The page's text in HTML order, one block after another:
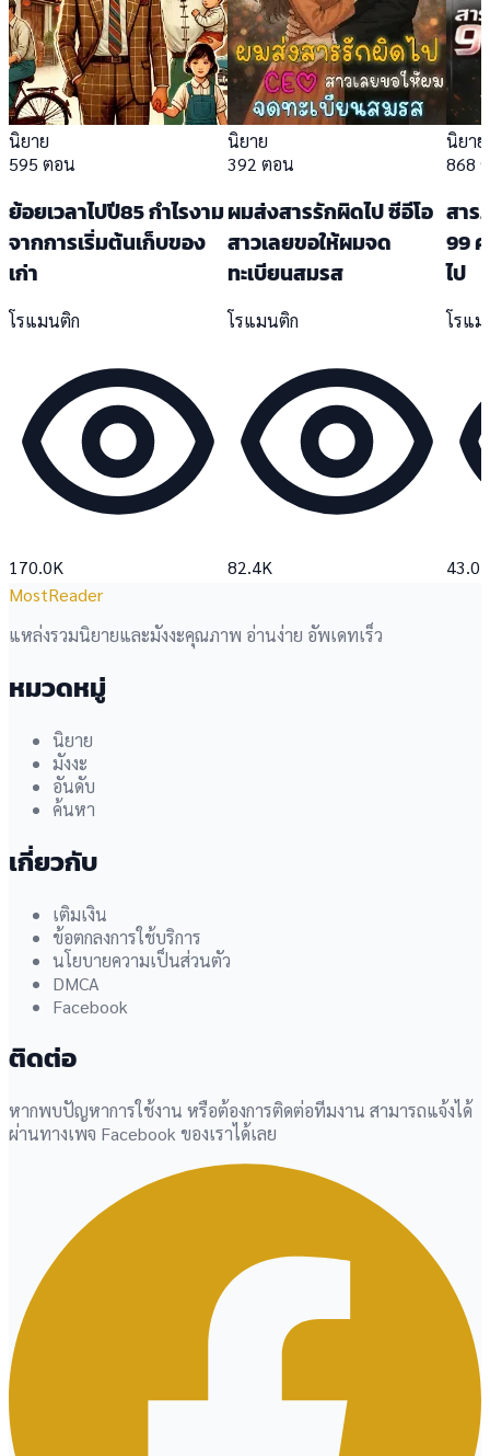
นิยาย
595 ตอน
ย้อยเวลาไปปี85 กำไรงาม
จากการเริ่มต้นเก็บของ
เก่า
โรแมนติก
170.0K
นิยาย
392 ตอน
ผมส่งสารรักผิดไป ซีอีโอ
สาวเลยขอให้ผมจด
ทะเบียนสมรส
โรแมนติก
82.4K
นิยาย
868
สาร
99
ไป
โรแ
43.0K
MostReader
แหล่งรวมนิยายและมังงะคุณภาพ อ่านง่าย อัพเดทเร็ว
หมวดหมู่
นิยาย
มังงะ
อันดับ
ค้นหา
เกี่ยวกับ
เติมเงิน
ข้อตกลงการใช้บริการ
นโยบายความเป็นส่วนตัว
DMCA
Facebook
ติดต่อ
หากพบปัญหาการใช้งาน หรือต้องการติดต่อทีมงาน สามารถแจ้งได้
ผ่านทางเพจ Facebook ของเราได้เลย